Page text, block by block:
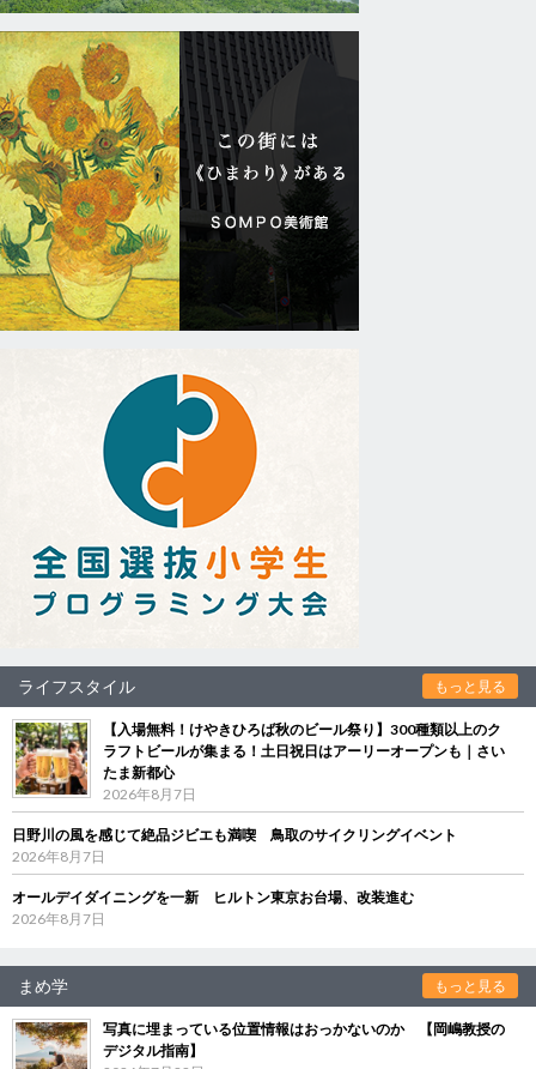
ライフスタイル もっと見る
【入場無料！けやきひろば秋のビール祭り】300種類以上のク
ラフトビールが集まる！土日祝日はアーリーオープンも｜さい
たま新都心
2026年8月7日
日野川の風を感じて絶品ジビエも満喫 鳥取のサイクリングイベント
2026年8月7日
オールデイダイニングを一新 ヒルトン東京お台場、改装進む
2026年8月7日
まめ学 もっと見る
写真に埋まっている位置情報はおっかないのか 【岡嶋教授の
デジタル指南】